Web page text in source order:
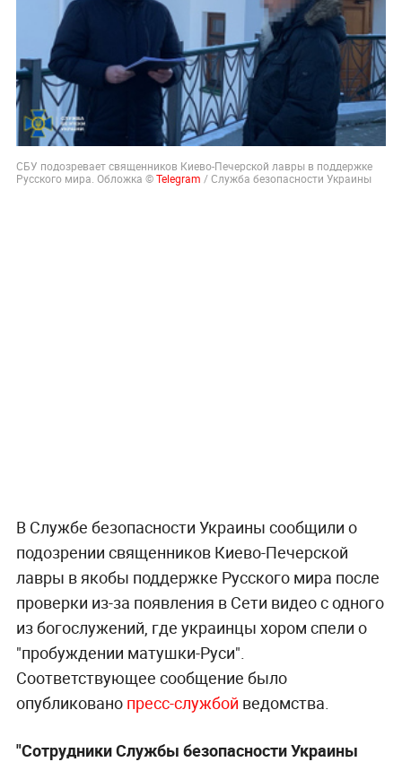
СБУ подозревает священников Киево-Печерской лавры в поддержке
Русского мира. Обложка ©Telegram / Служба безопасности Украины
В Службе безопасности Украины сообщили о
подозрении священников Киево-Печерской
лавры в якобы поддержке Русского мира после
проверки из-за появления в Сети видео с одного
из богослужений, где украинцы хором спели о
"пробуждении матушки-Руси".
Соответствующее сообщение было
опубликовано пресс-службой ведомства.
"Сотрудники Службы безопасности Украины